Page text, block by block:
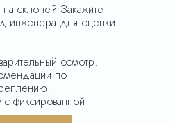
склоне? Закажите
инженера для оценки
осмотр.
по
с фиксированной